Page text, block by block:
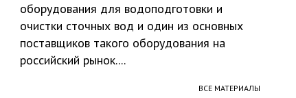
оборудования для водоподготовки и
очистки сточных вод и один из основных
поставщиков такого оборудования на
российский рынок....
ВСЕ МАТЕРИАЛЫ